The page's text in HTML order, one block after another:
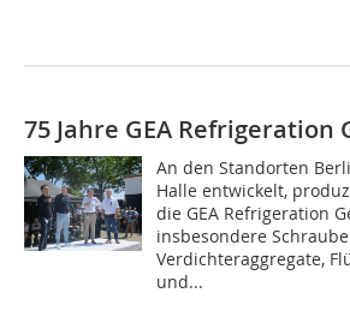
75 Jahre GEA Refrigeration
An den Standorten
Halle entwickelt,
die GEA Refrigeration
insbesondere
Verdichteraggregate,
und...